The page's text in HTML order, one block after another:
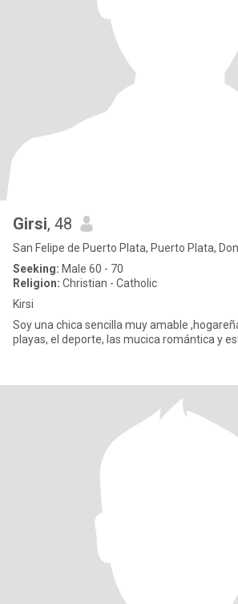
Girsi, 48
San Felipe de Puerto Plata, Puerto Plata,
Seeking: Male 60 - 70
Religion: Christian - Catholic
Kirsi
Soy una chica sencilla muy amable
playas, el deporte, las mucica romántica y